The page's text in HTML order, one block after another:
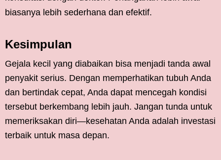
biasanya lebih sederhana dan efektif.
Kesimpulan
Gejala kecil yang diabaikan bisa menjadi tanda awal
penyakit serius. Dengan memperhatikan tubuh Anda
dan bertindak cepat, Anda dapat mencegah kondisi
tersebut berkembang lebih jauh. Jangan tunda untuk
memeriksakan diri—kesehatan Anda adalah investasi
terbaik untuk masa depan.